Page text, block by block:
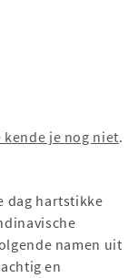
je nog niet.
dag hartstikke
namen uit
en